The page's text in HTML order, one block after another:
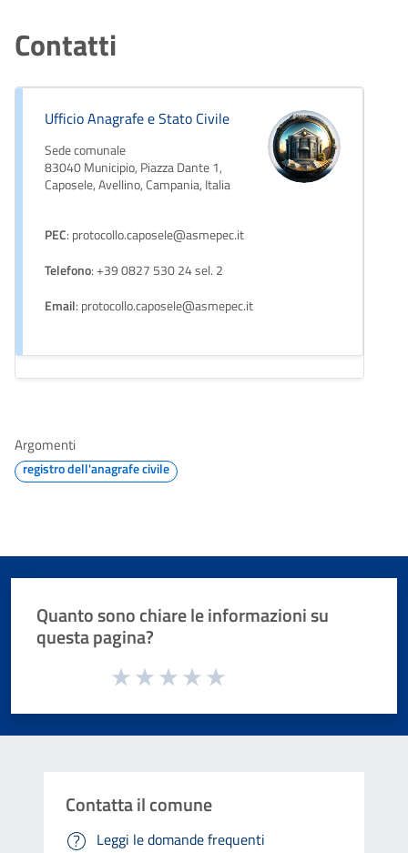
Contatti
Ufficio Anagrafe e Stato Civile
Sede comunale
83040 Municipio, Piazza Dante 1,
Caposele, Avellino, Campania, Italia
PEC: protocollo.caposele@asmepec.it
Telefono: +39 0827 530 24 sel. 2
Email: protocollo.caposele@asmepec.it
Argomenti
registro dell'anagrafe civile
Quanto sono chiare le informazioni su
questa pagina?
Valuta da 1 a 5 stelle la pagina
Contatta il comune
Leggi le domande frequenti